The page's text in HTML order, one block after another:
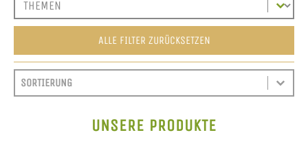
ALLE FILTER ZURÜCKSETZEN
SORTIEREN
SORT CONTENT
SORT CONTENT
UNSERE PRODUKTE